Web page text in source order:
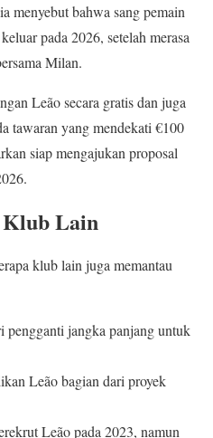
menyebut bahwa sang pemain
pada 2026, setelah merasa
Milan.
Leão secara gratis dan juga
tawaran yang mendekati €100
siap mengajukan proposal
Klub Lain
klub lain juga memantau
pengganti jangka panjang untuk
Leão bagian dari proyek
Leão pada 2023, namun